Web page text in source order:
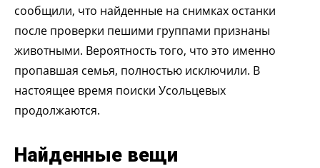
сообщили, что найденные на снимках останки
после проверки пешими группами признаны
животными. Вероятность того, что это именно
пропавшая семья, полностью исключили. В
настоящее время поиски Усольцевых
продолжаются.
Найденные вещи